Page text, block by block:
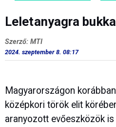
Leletanyagra
Szerző: MTI
2024. szeptember 8. 08:17
Magyarországon
középkori török elit
aranyozott evőeszközök is